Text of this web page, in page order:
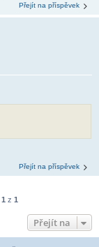
Přejít na příspěvek
Přejít na příspěvek
1 z 1
Přejít na